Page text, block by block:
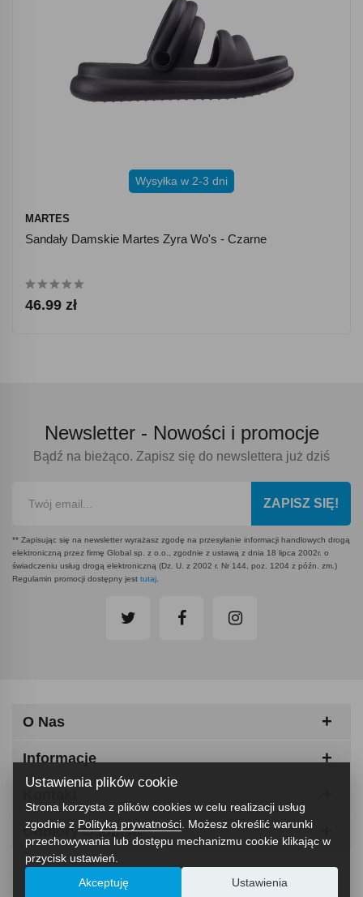
Wysyłka w 2-3 dni
MARTES
Sandały Damskie Martes Zyra Wo's - Czarne
46.99 zł
Newsletter - Nowości i promocje
Bądź na bieżąco. Zapisz się do newslettera już dziś
ZAPISZ SIĘ!
** Zapisując się na newsletter wyrażasz zgodę na przesyłanie informacji handlowych drogą
elektroniczną przez firmę Global sp. z o.o., zgodnie z ustawą z dnia 18 lipca 2002r. o
świadczeniu usług drogą elektroniczną (Dz. U. z 2002 r. Nr 144, poz. 1204 z późn. zm.)
Regulamin promocji dostępny jest tutaj.
O Nas
Informacje
Odbiory Osobiste
Ustawienia plików cookie
Strona korzysta z plików cookies w celu realizacji usług
zgodnie z Polityką prywatności . Możesz określić warunki
przechowywania lub dostępu mechanizmu cookie klikając w
przycisk ustawień.
Akceptuję Ustawienia